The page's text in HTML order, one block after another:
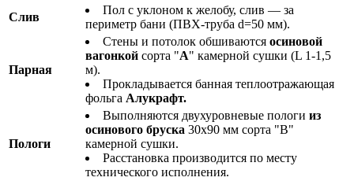
Слив
Пол с уклоном к желобу, слив — за
периметр бани (ПВХ-труба d=50 мм).
Парная
Стены и потолок обшиваются осиновой
вагонкой сорта "А" камерной сушки (L 1-1,5
м).
Прокладывается банная теплоотражающая
фольга Алукрафт.
Пологи
Выполняются двухуровневые пологи из
осинового бруска 30х90 мм сорта "В"
камерной сушки.
Расстановка производится по месту
технического исполнения.